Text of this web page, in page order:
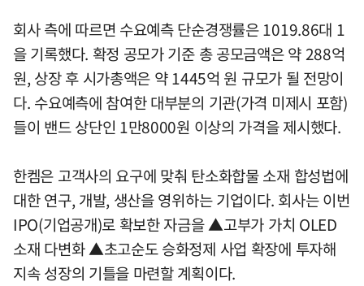
회사 측에 따르면 수요예측 단순경쟁률은 1019.86대 1
을 기록했다. 확정 공모가 기준 총 공모금액은 약 288억
원, 상장 후 시가총액은 약 1445억 원 규모가 될 전망이
다. 수요예측에 참여한 대부분의 기관(가격 미제시 포함)
들이 밴드 상단인 1만8000원 이상의 가격을 제시했다.
한켐은 고객사의 요구에 맞춰 탄소화합물 소재 합성법에
대한 연구, 개발, 생산을 영위하는 기업이다. 회사는 이번
IPO(기업공개)로 확보한 자금을 ▲고부가 가치 OLED
소재 다변화 ▲초고순도 승화정제 사업 확장에 투자해
지속 성장의 기틀을 마련할 계획이다.